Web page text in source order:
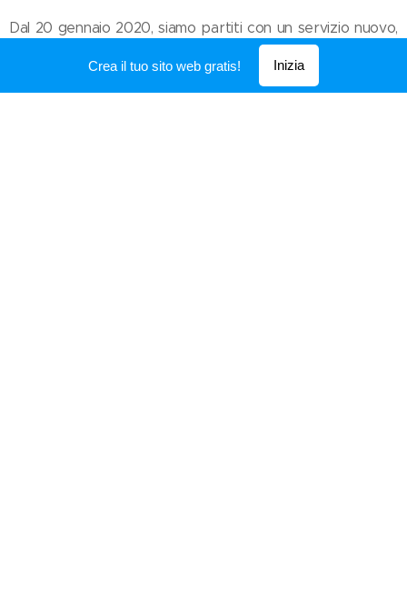
Dal 20 gennaio 2020, siamo partiti con un servizio nuovo,
che è il nostro fiore all'occhiello:due newsletter
, che vi segnalano ben 5 libri, scelti per voi
sulla base dei vostri gusti e preferenze.
Crea il tuo sito web gratis! Inizia